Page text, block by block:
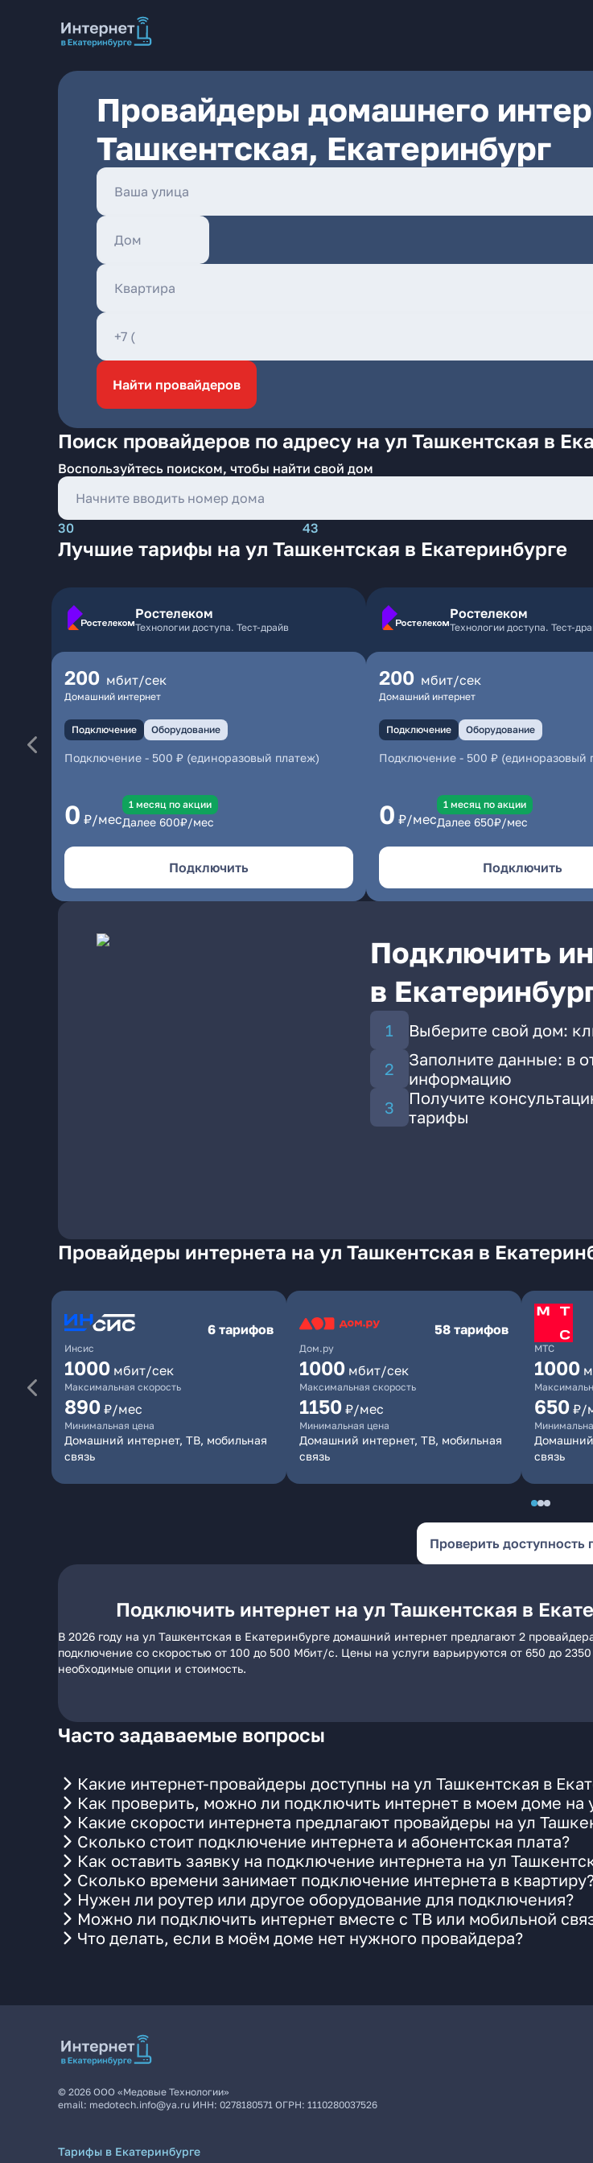
Провайдеры домашнего
Ташкентская, Екатеринбург
Найти провайдеров
Поиск провайдеров по адресу на ул Ташкентская в
Воспользуйтесь поиском, чтобы найти свой дом
30 43
Лучшие тарифы на ул Ташкентская в Екатеринбурге
Ростелеком
Технологии доступа. Тест-драйв
200 мбит/сек
Домашний интернет
Подключение Оборудование
Подключение - 500 ₽ (единоразовый платеж)
0 ₽/мес
1 месяц по акции
Далее 600₽/мес
Подключить
Ростелеком
Технологии доступа. Тест-
200 мбит/сек
Домашний интернет
Подключение Оборудование
Подключение- 500 ₽ (единоразовый
0 ₽/мес
1 месяц по акции
Далее 650₽/мес
Подключить
Подключить
в
Выберите свой дом:
Заполните данные: в
информацию
Получите
тарифы
Провайдеры интернета на ул Ташкентская в
Инсис
6 тарифов
1000 мбит/сек
Максимальная скорость
890 ₽/мес
Минимальная цена
Домашний интернет, ТВ, мобильная
связь
Дом.ру
58 тарифов
1000 мбит/сек
Максимальная скорость
1150 ₽/мес
Минимальная цена
Домашний интернет, ТВ, мобильная
связь
МТС
1000
650 ₽/
Домашний
связь
Проверить доступность
Подключить интернет на ул Ташкентская в
В 2026 году на ул Ташкентская в Екатеринбурге домашний интернет предлагают 2
подключение со скоростью от 100 до 500 Мбит/с. Цены на услуги варьируются от 650 до
необходимые опции и стоимость.
Часто задаваемые вопросы
Какие интернет-провайдеры доступны на ул Ташкентская в
Как проверить, можно ли подключить интернет в моем доме на
Какие скорости интернета предлагают провайдеры на ул
Сколько стоит подключение интернета и абонентская плата?
Как оставить заявку на подключение интернета на ул
Сколько времени занимает подключение интернета в
Нужен ли роутер или другое оборудование для подключения?
Можно ли подключить интернет вместе с ТВ или мобильной
Что делать, если в моём доме нет нужного провайдера?
© 2026 ООО «Медовые Технологии»
email: medotech.info@ya.ru ИНН: 0278180571 ОГРН: 1110280037526
Тарифы в Екатеринбурге